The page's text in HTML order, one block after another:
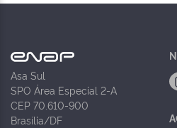
Asa Sul
SPO Área Especial 2-A
CEP 70.610-900
Brasília/DF